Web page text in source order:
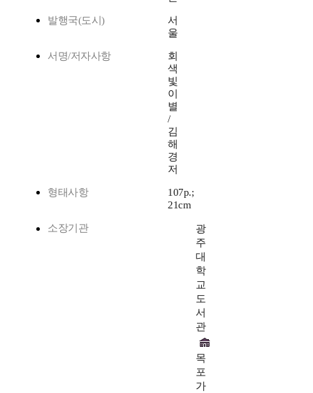
발행국(도시)
서
울
서명/저자사항
회
색
빛
이
별
/
김
해
경
저
형태사항
107p.;
21cm
소장기관
광
주
대
학
교
도
서
관
목
포
가